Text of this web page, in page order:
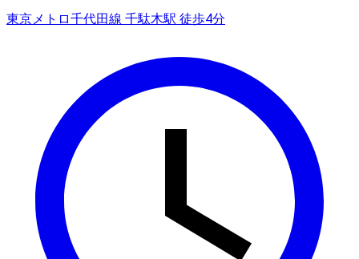
東京メトロ千代田線 千駄木駅 徒歩4分